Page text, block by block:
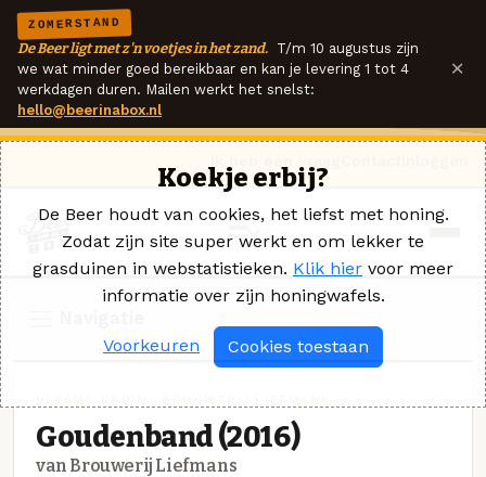
ZOMERSTAND
De Beer ligt met z'n voetjes in het zand. T/m 10 augustus zijn
we wat minder goed bereikbaar en kan je levering 1 tot 4
werkdagen duren. Mailen werkt het snelst:
hello@beerinabox.nl
×
Goudenband (2016)
van Brouwerij Liefmans
Koekje erbij?
De Beer houdt van cookies, het liefst met honing.
Zodat zijn site super werkt en om lekker te
grasduinen in webstatistieken. Klik hier voor meer
informatie over zijn honingwafels.
Voorkeuren Cookies toestaan